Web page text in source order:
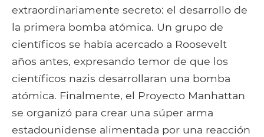
extraordinariamente secreto: el desarrollo de
la primera bomba atómica. Un grupo de
científicos se había acercado a Roosevelt
años antes, expresando temor de que los
científicos nazis desarrollaran una bomba
atómica. Finalmente, el Proyecto Manhattan
se organizó para crear una súper arma
estadounidense alimentada por una reacción